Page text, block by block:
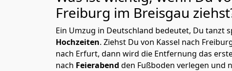
Freiburg im Breisgau
Ein Umzug in Deutschland bedeutet, Du tanzt
Hochzeiten. Ziehst Du von Kassel nach
nach Erfurt, dann wird die Entfernung das
nach Feierabend den Fußboden verlegen und